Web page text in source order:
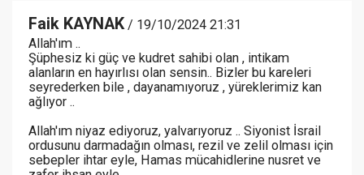
Faik KAYNAK/ 19/10/2024 21:31
Allah'ım ..
Şüphesiz ki güç ve kudret sahibi olan , intikam
alanların en hayırlısı olan sensin.. Bizler bu kareleri
seyrederken bile , dayanamıyoruz , yüreklerimiz kan
ağlıyor ..
Allah'ım niyaz ediyoruz, yalvarıyoruz .. Siyonist İsrail
ordusunu darmadağın olması, rezil ve zelil olması için
sebepler ihtar eyle, Hamas mücahidlerine nusret ve